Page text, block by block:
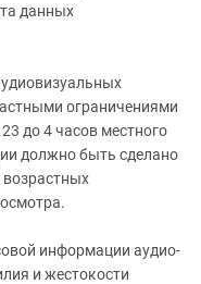
данных
ограничениями
23 до 4 часов местного
должно быть сделано
возрастных
информации аудио-
и жестокости